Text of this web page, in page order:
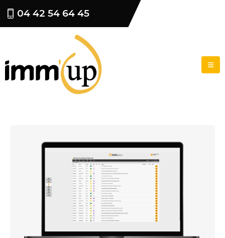
04 42 54 64 45